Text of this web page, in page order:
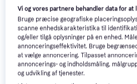
Trender
Kirschen ziehklinge
150 Snedkerjern
Vi og vores partnere behandler data for at
Bruge præcise geografiske
scanne enhedskarakteristika til
og/eller tilgå oplysninger på en enhed. Måle
annonceringseffektivitet. Bruge
at vælge annoncering. Tilpasset
annoncerings- og indholdsmåling,
og udvikling af tjenester.